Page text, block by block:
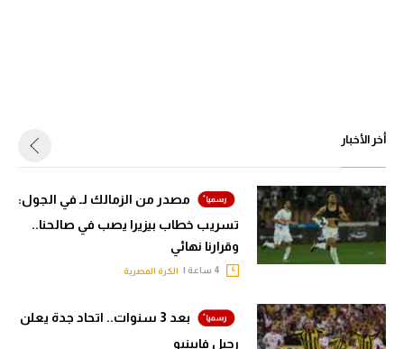
أخر الأخبار
مصدر من الزمالك لـ في الجول:
تسريب خطاب بيزيرا يصب في صالحنا..
وقرارنا نهائي
الكرة المصرية
بعد 3 سنوات.. اتحاد جدة يعلن
رحيل فابينيو